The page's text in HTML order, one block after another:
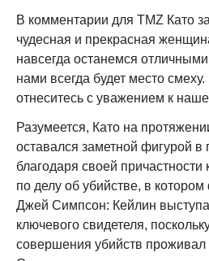
В комментарии для TMZ Като
чудесная и прекрасная
навсегда останемся
нами всегда будет место
отнеситесь с уважением к
Разумеется, Като на
оставался заметной фигурой в
благодаря своей причастности
по делу об убийстве, в
Джей Симпсон: Кейлин
ключевого свидетеля,
совершения убийств проживал